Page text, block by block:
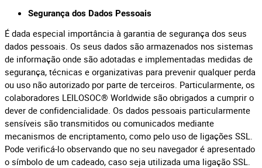
Segurança dos Dados Pessoais
É dada especial importância à garantia de segurança dos seus
dados pessoais. Os seus dados são armazenados nos sistemas
de informação onde são adotadas e implementadas medidas de
segurança, técnicas e organizativas para prevenir qualquer perda
ou uso não autorizado por parte de terceiros. Particularmente, os
colaboradores LEILOSOC® Worldwide são obrigados a cumprir o
dever de confidencialidade. Os dados pessoais particularmente
sensíveis são transmitidos ou comunicados mediante
mecanismos de encriptamento, como pelo uso de ligações SSL.
Pode verificá-lo observando que no seu navegador é apresentado
o símbolo de um cadeado, caso seja utilizada uma ligação SSL.